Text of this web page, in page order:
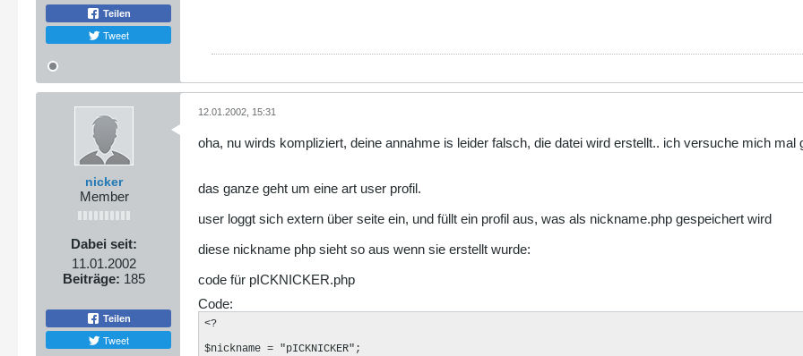
Teilen
Tweet
nicker
Member
Dabei seit:
11.01.2002
Beiträge: 185
Teilen
Tweet
12.01.2002, 15:31
oha, nu wirds kompliziert, deine annahme is leider falsch, die datei wird erstellt.. ich versuche mich mal
das ganze geht um eine art user profil.
user loggt sich extern über seite ein, und füllt ein profil aus, was als nickname.php gespeichert wird
diese nickname php sieht so aus wenn sie erstellt wurde:
code für pICKNICKER.php
Code:
<?
$nickname = "pICKNICKER";